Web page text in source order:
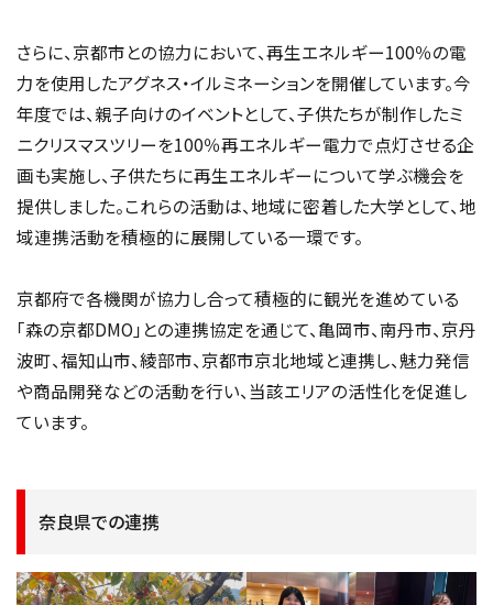
さらに、京都市との協力において、再生エネルギー100％の電
力を使用したアグネス・イルミネーションを開催しています。今
年度では、親子向けのイベントとして、子供たちが制作したミ
ニクリスマスツリーを100％再エネルギー電力で点灯させる企
画も実施し、子供たちに再生エネルギーについて学ぶ機会を
提供しました。これらの活動は、地域に密着した大学として、地
域連携活動を積極的に展開している一環です。
京都府で各機関が協力し合って積極的に観光を進めている
「森の京都DMO」との連携協定を通じて、亀岡市、南丹市、京丹
波町、福知山市、綾部市、京都市京北地域と連携し、魅力発信
や商品開発などの活動を行い、当該エリアの活性化を促進し
ています。
奈良県での連携